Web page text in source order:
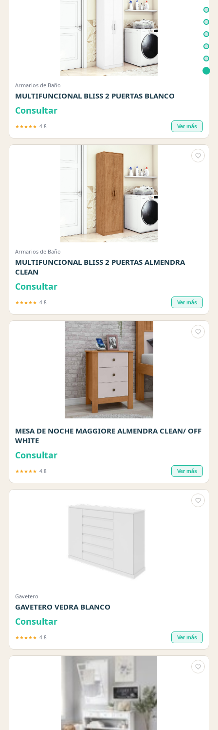
Armarios de Baño
MULTIFUNCIONAL BLISS 2 PUERTAS BLANCO
Consultar
★★★★★ 4.8 Ver más
Armarios de Baño
MULTIFUNCIONAL BLISS 2 PUERTAS ALMENDRA
CLEAN
Consultar
★★★★★ 4.8 Ver más
MESA DE NOCHE MAGGIORE ALMENDRA CLEAN/ OFF
WHITE
Consultar
★★★★★ 4.8 Ver más
Gavetero
GAVETERO VEDRA BLANCO
Consultar
★★★★★ 4.8 Ver más